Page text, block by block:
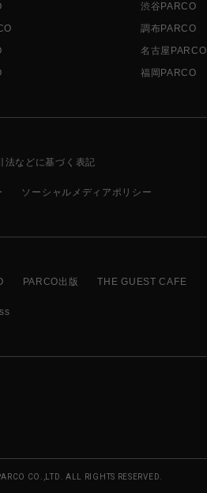
渋谷PARCO
調布PARCO
名古屋PARCO
福岡PARCO
法などに基づく表記
ソーシャルメディアポリシー
PARCO出版 THE GUEST CAFE
CO.,LTD. ALL RIGHTS RESERVED.